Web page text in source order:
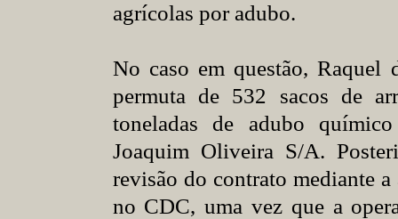
agrícolas por adubo.
No caso em questão, Raquel
permuta de 532 sacos de
toneladas de adubo
Joaquim Oliveira S/A.
revisão do contrato mediante
no CDC, uma vez que a